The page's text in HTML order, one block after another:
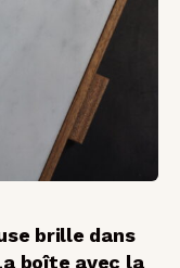
brille dans
boîte avec la